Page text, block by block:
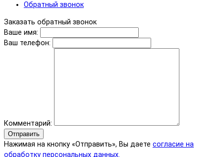
Обратный звонок
Заказать обратный звонок
Ваше имя:
Ваш телефон:
Комментарий:
Отправить
Нажимая на кнопку «Отправить», Вы даете согласие на
обработку персональных данных.